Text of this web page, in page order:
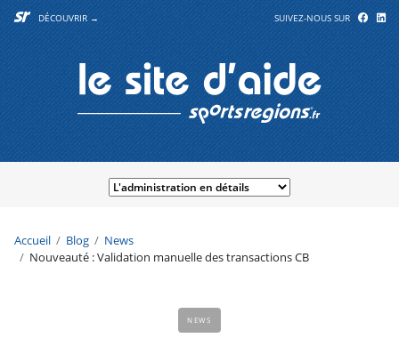
DÉCOUVRIR → SUIVEZ-NOUS SUR
Accueil Blog
News
Nouveauté : Validation manuelle des transactions CB
NEWS